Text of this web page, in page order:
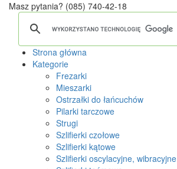
Masz pytania? (085) 740-42-18
Strona główna
Kategorie
Frezarki
Mieszarki
Ostrzałki do łańcuchów
Pilarki tarczowe
Strugi
Szlifierki czołowe
Szlifierki kątowe
Szlifierki oscylacyjne, wibracyjne